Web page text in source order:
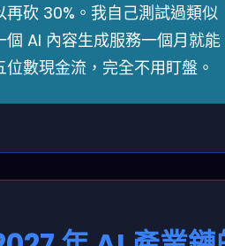
再砍 30%。我自己測試過類似
個 AI 內容生成服務一個月就能
位數現金流，完全不用盯盤。